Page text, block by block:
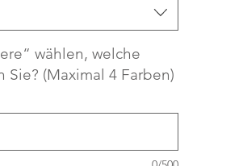
wählen, welche
Sie? (Maximal 4 Farben)